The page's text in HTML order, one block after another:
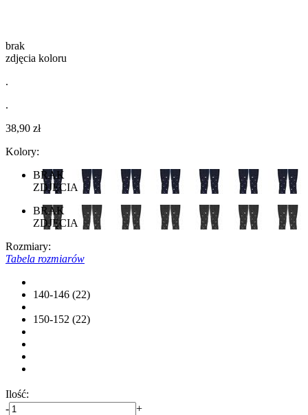
brak
zdjęcia koloru
.
.
38,90 zł
Kolory:
BRAK
ZDJĘCIA
BRAK
ZDJĘCIA
Rozmiary:
Tabela rozmiarów
140-146 (22)
150-152 (22)
Ilość:
-
+